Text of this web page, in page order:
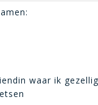
waar ik